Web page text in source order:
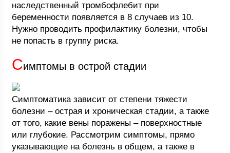
наследственный тромбофлебит при
беременности появляется в 8 случаев из 10.
Нужно проводить профилактику болезни, чтобы
не попасть в группу риска.
Симптомы в острой стадии
Симптоматика зависит от степени тяжести
болезни – острая и хроническая стадии, а также
от того, какие вены поражены – поверхностные
или глубокие. Рассмотрим симптомы, прямо
указывающие на болезнь в общем, а также в